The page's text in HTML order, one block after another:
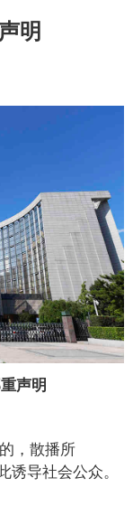
明
声明
，散播所
诱导社会公众。